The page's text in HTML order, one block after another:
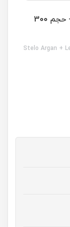
اسپری شیر مو آبرسان استلو مدل آرگان + حجم 300
Stelo Argan +